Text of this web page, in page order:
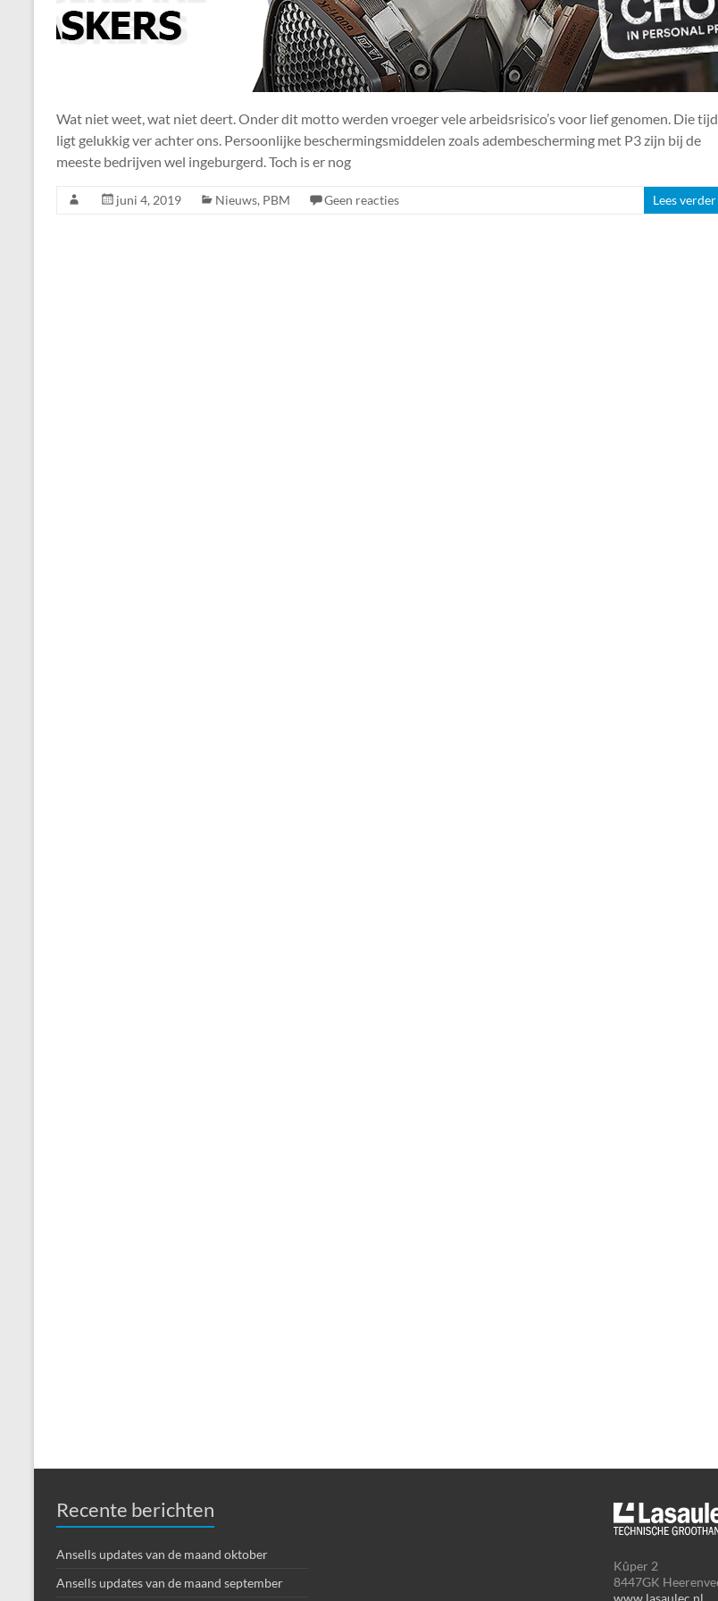
Wat niet weet, wat niet deert. Onder dit motto werden vroeger vele arbeidsrisico’s voor lief genomen. Die tijd
ligt gelukkig ver achter ons. Persoonlijke beschermingsmiddelen zoals adembescherming met P3 zijn bij de
meeste bedrijven wel ingeburgerd. Toch is er nog
juni 4, 2019 Nieuws, PBM Geen reacties Lees verder
Recente berichten
Ansells updates van de maand oktober
Ansells updates van de maand september
Kûper 2
8447GK